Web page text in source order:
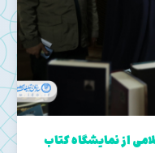
از نمایشگاه کتاب